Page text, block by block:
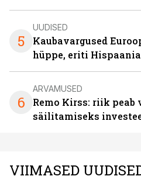
5
UUDISED
Kaubavargused
hüppe, eriti
6
ARVAMUSED
Remo Kirss: riik
säilitamiseks
VIIMASED